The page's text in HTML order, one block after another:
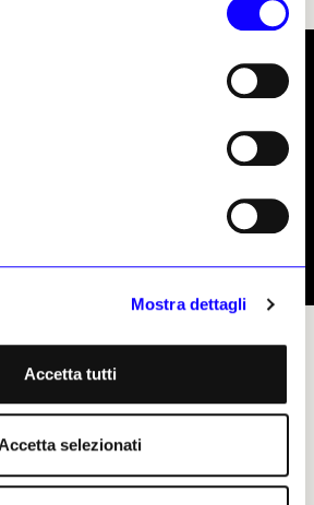
Mostra dettagli
Accetta tutti
Accetta selezionati
giugno